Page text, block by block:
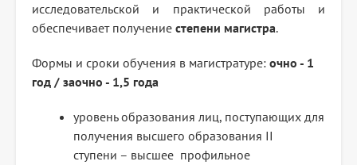
исследовательской и практической работы и
обеспечивает получение степени магистра.
Формы и сроки обучения в магистратуре: очно - 1
год / заочно - 1,5 года
уровень образования лиц, поступающих для
получения высшего образования II
ступени – высшее профильное